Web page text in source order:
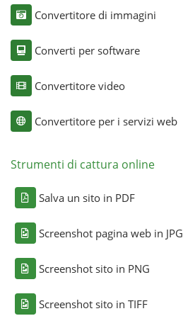
Convertitore di immagini
Converti per software
Convertitore video
Convertitore per i servizi web
Strumenti di cattura online
Salva un sito in PDF
Screenshot pagina web in JPG
Screenshot sito in PNG
Screenshot sito in TIFF